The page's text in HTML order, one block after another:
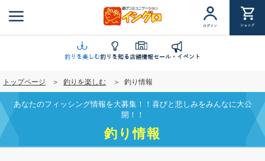
ン
に
移
動
ログイン ショップ
釣りを楽しむ釣りを知る店舗情報セール・イベント
トップページ 釣りを楽しむ 釣り情報
あなたのフィッシング情報を大募集！！喜びと悲しみをみんなに大公
開！！
釣り情報